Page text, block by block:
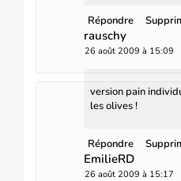
Répondre
rauschy
26 août 2009 à 15:09
version pain
les olives !
Répondre
EmilieRD
26 août 2009 à 15:17